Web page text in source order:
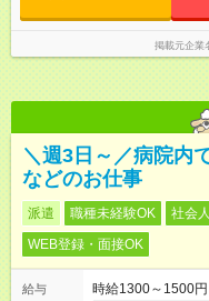
掲載元企業
＼週3日～／病院内
などのお仕事
派遣 職種未経験OK 社会
WEB登録・面接OK
給与
時給1300～1500